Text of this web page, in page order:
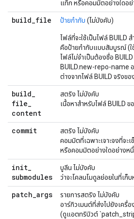
แท็ก หรือคอมมิตอย่างใดอ
build_file ป้ายกำกับ (ไม่บังคับ)
ไฟล์ที่จะใช้เป็นไฟล์ BUILD
คือป้ายกำกับแบบสัมบูรณ์ (ใ
ไฟล์ไม่จำเป็นต้องชื่อ
BUILD.new-repo-name
ต่างจากไฟล์ BUILD จริงขอ
build_
file_
content
สตริง ไม่บังคับ
เนื้อหาสำหรับไฟล์ BUILD ข
commit
สตริง ไม่บังคับ
คอมมิตที่เฉพาะเจาะจงที่จะ
หรือคอมมิตอย่างใดอย่างห
init_
submodules
บูลีน ไม่บังคับ
ว่าจะโคลนโมดูลย่อยในที่เก็บ
patch_args
รายการสตริง ไม่บังคับ
อาร์กิวเมนต์ที่ส่งไปยังเครื่
(ดูแอตทริบิวต์